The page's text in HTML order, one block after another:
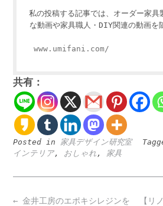
私の投稿する記事では、オーダー家具
な動画や家具職人・DIY関連の動画を
www.umifani.com/
共有：
Posted in 家具デザイン研究室
インテリア, おしゃれ , 家具
Post
【リ
← 金井工房のエポキシレジンを